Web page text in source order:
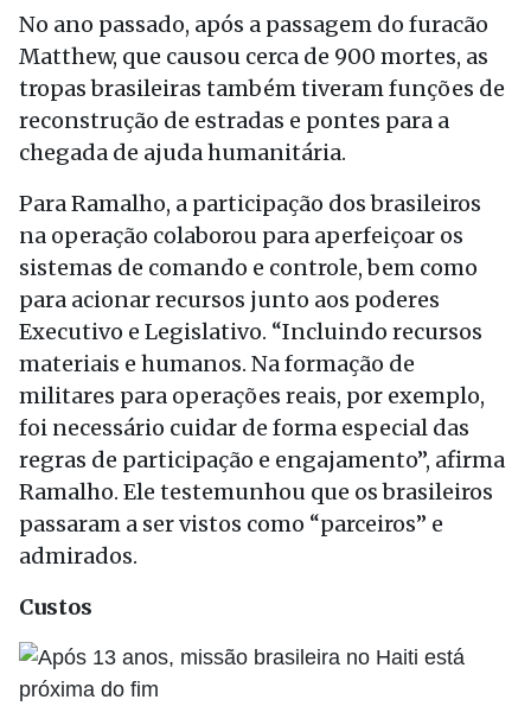
No ano passado, após a passagem do furacão
Matthew, que causou cerca de 900 mortes, as
tropas brasileiras também tiveram funções de
reconstrução de estradas e pontes para a
chegada de ajuda humanitária.
Para Ramalho, a participação dos brasileiros
na operação colaborou para aperfeiçoar os
sistemas de comando e controle, bem como
para acionar recursos junto aos poderes
Executivo e Legislativo. “Incluindo recursos
materiais e humanos. Na formação de
militares para operações reais, por exemplo,
foi necessário cuidar de forma especial das
regras de participação e engajamento”, afirma
Ramalho. Ele testemunhou que os brasileiros
passaram a ser vistos como “parceiros” e
admirados.
Custos